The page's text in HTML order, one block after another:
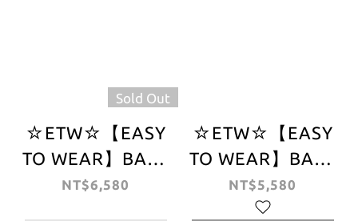
Sold Out
☆ETW☆【EASY
TO WEAR】BAPE
X aespa College
NT$6,580
☆ETW☆【EASY
TO WEAR】BAPE
X aespa Baby
Milo Lemonade
NT$5,580